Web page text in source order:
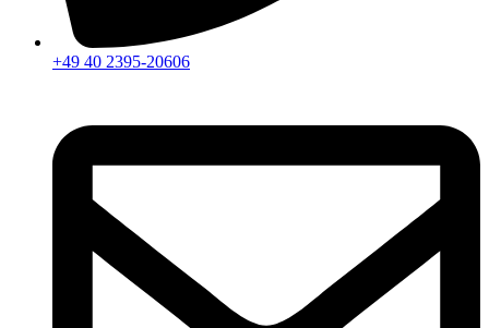
+49 40 2395-20606